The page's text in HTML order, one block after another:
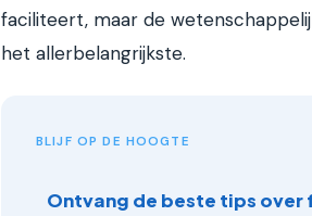
faciliteert, maar de
het allerbelangrijkste.
BLIJF OP DE HOOGTE
Ontvang de beste tips over